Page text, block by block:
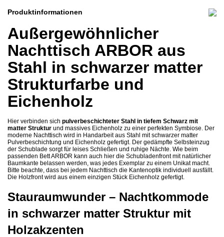
Produktinformationen
Außergewöhnlicher
Nachttisch ARBOR aus
Stahl in schwarzer matter
Strukturfarbe und
Eichenholz
Hier verbinden sich pulverbeschichteter Stahl in tiefem Schwarz mit
matter Struktur und massives Eichenholz zu einer perfekten Symbiose. Der
moderne Nachttisch wird in Handarbeit aus Stahl mit schwarzer matter
Pulverbeschichtung und Eichenholz gefertigt. Der gedämpfte Selbsteinzug
der Schublade sorgt für leises Schließen und ruhige Nächte. Wie beim
passenden Bett ARBOR kann auch hier die Schubladenfront mit natürlicher
Baumkante belassen werden, was jedes Exemplar zu einem Unikat macht.
Bitte beachte, dass bei jedem Nachttisch die Kantenoptik individuell ausfällt.
Die Holzfront wird aus einem einzigen Stück Eichenholz gefertigt.
Stauraumwunder – Nachtkommode
in schwarzer matter Struktur mit
Holzakzenten